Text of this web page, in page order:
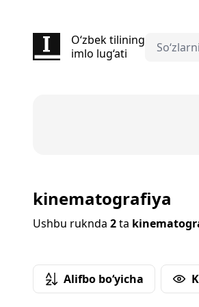
O‘zbek tilining
imlo lug‘ati
kinematografiya
Ushbu ruknda 2ta
Alifbo bo‘yicha